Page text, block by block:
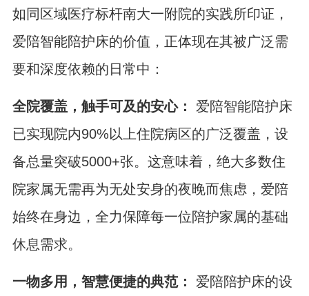
如同区域医疗标杆南大一附院的实践所印证，
爱陪智能陪护床的价值，正体现在其被广泛需
要和深度依赖的日常中：
全院覆盖，触手可及的安心：
爱陪智能陪护床
已实现院内90%以上住院病区的广泛覆盖，设
备总量突破5000+张。这意味着，绝大多数住
院家属无需再为无处安身的夜晚而焦虑，爱陪
始终在身边，全力保障每一位陪护家属的基础
休息需求。
一物多用，智慧便捷的典范：
爱陪陪护床的设